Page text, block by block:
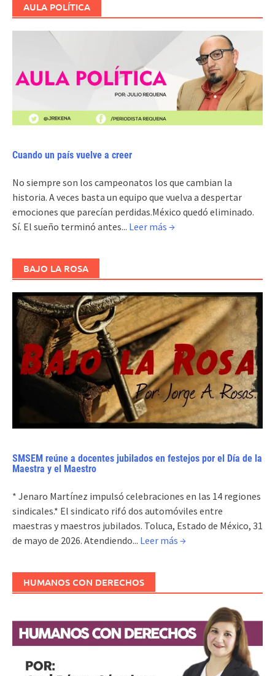
AULA POLÍTICA
Cuando un país vuelve a creer
No siempre son los campeonatos los que cambian la
historia. A veces basta un equipo que vuelva a despertar
emociones que parecían perdidas.México quedó eliminado.
Sí. El sueño terminó antes... Leer más →
BAJO LA ROSA
SMSEM reúne a docentes jubilados en festejos por el Día de la
Maestra y el Maestro
* Jenaro Martínez impulsó celebraciones en las 14 regiones
sindicales.* El sindicato rifó dos automóviles entre
maestras y maestros jubilados. Toluca, Estado de México, 31
de mayo de 2026. Atendiendo... Leer más →
HUMANOS CON DERECHOS